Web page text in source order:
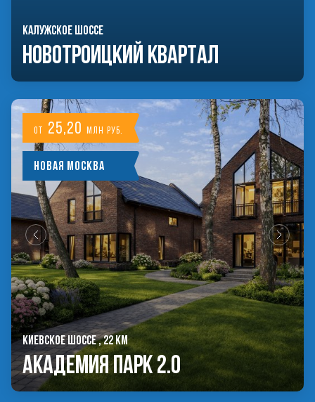
КАЛУЖСКОЕ ШОССЕ
Новотроицкий Квартал
от 25,20 млн руб.
Новая Москва
КИЕВСКОЕ ШОССЕ , 22 КМ
Академия Парк 2.0